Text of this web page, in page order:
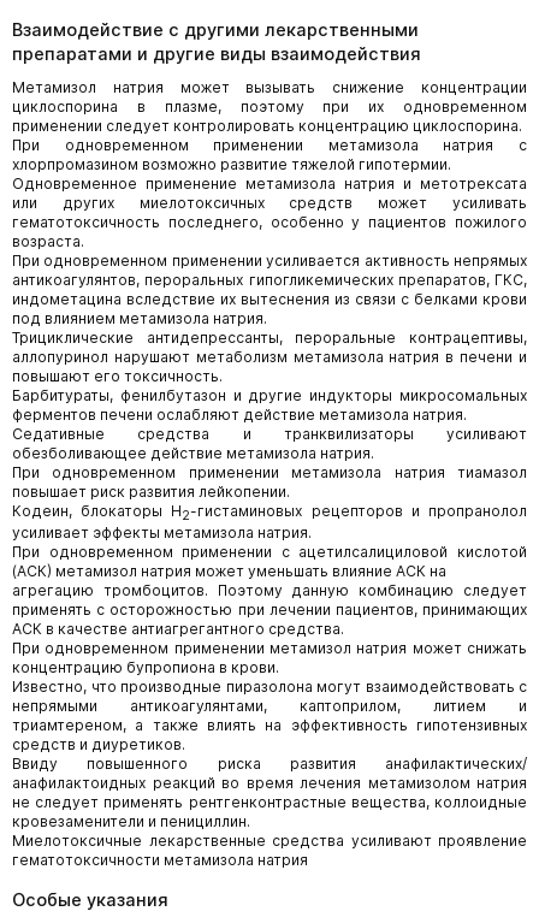
Взаимодействие с другими лекарственными
препаратами и другие виды взаимодействия
Метамизол натрия может вызывать снижение концентрации
циклоспорина в плазме, поэтому при их одновременном
применении следует контролировать концентрацию циклоспорина.
При одновременном применении метамизола натрия с
хлорпромазином возможно развитие тяжелой гипотермии.
Одновременное применение метамизола натрия и метотрексата
или других миелотоксичных средств может усиливать
гематотоксичность последнего, особенно у пациентов пожилого
возраста.
При одновременном применении усиливается активность непрямых
антикоагулянтов, пероральных гипогликемических препаратов, ГКС,
индометацина вследствие их вытеснения из связи с белками крови
под влиянием метамизола натрия.
Трициклические антидепрессанты, пероральные контрацептивы,
аллопуринол нарушают метаболизм метамизола натрия в печени и
повышают его токсичность.
Барбитураты, фенилбутазон и другие индукторы микросомальных
ферментов печени ослабляют действие метамизола натрия.
Седативные средства и транквилизаторы усиливают
обезболивающее действие метамизола натрия.
При одновременном применении метамизола натрия тиамазол
повышает риск развития лейкопении.
Кодеин, блокаторы Н2-гистаминовых рецепторов и пропранолол
усиливает эффекты метамизола натрия.
При одновременном применении с ацетилсалициловой кислотой
(АСК) метамизол натрия может уменьшать влияние АСК на
агрегацию тромбоцитов. Поэтому данную комбинацию следует
применять с осторожностью при лечении пациентов, принимающих
АСК в качестве антиагрегантного средства.
При одновременном применении метамизол натрия может снижать
концентрацию бупропиона в крови.
Известно, что производные пиразолона могут взаимодействовать с
непрямыми антикоагулянтами, каптоприлом, литием и
триамтереном, а также влиять на эффективность гипотензивных
средств и диуретиков.
Ввиду повышенного риска развития анафилактических/
анафилактоидных реакций во время лечения метамизолом натрия
не следует применять рентгенконтрастные вещества, коллоидные
кровезаменители и пенициллин.
Миелотоксичные лекарственные средства усиливают проявление
гематотоксичности метамизола натрия
Особые указания